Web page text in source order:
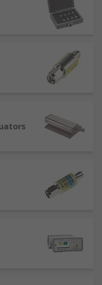
they require
to locate and
Therefore,
from
attenuators help
that can
are easily